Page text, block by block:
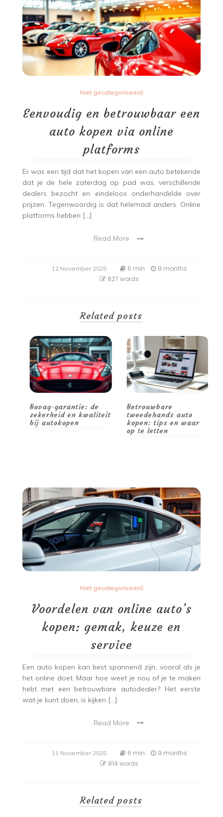
Niet gecategoriseerd
Eenvoudig en betrouwbaar een
auto kopen via online
platforms
Er was een tijd dat het kopen van een auto betekende
dat je de hele zaterdag op pad was, verschillende
dealers bezocht en eindeloos onderhandelde over
prijzen. Tegenwoordig is dat helemaal anders. Online
platforms hebben […]
Read More
12 November 2025 6 min
9 months
827 words
Related posts
Bovag-garantie: de
zekerheid en kwaliteit
bij autokopen
Betrouwbare
tweedehands auto
kopen: tips en waar
op te letten
Niet gecategoriseerd
Voordelen van online auto’s
kopen: gemak, keuze en
service
Een auto kopen kan best spannend zijn, vooral als je
het online doet. Maar hoe weet je nou of je te maken
hebt met een betrouwbare autodealer? Het eerste
wat je kunt doen, is kijken […]
Read More
11 November 2025 6 min
9 months
814 words
Related posts